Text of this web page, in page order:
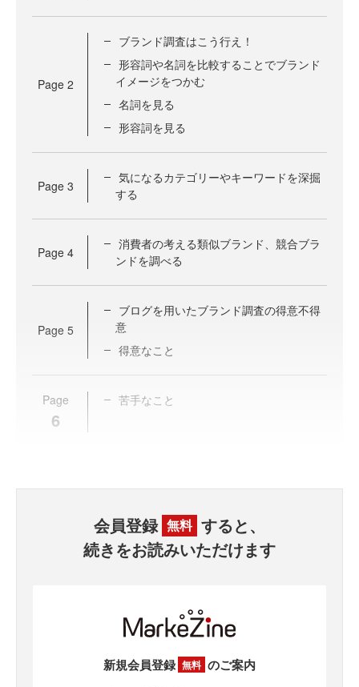
Page 2
ブランド調査はこう行え！
形容詞や名詞を比較することでブランド
イメージをつかむ
名詞を見る
形容詞を見る
Page 3
気になるカテゴリーやキーワードを深掘
する
Page 4
消費者の考える類似ブランド、競合ブラ
ンドを調べる
Page 5
ブログを用いたブランド調査の得意不得
意
得意なこと
Page
6
苦手なこと
会員登録 無料 すると、
続きをお読みいただけます
新規会員登録 無料 のご案内